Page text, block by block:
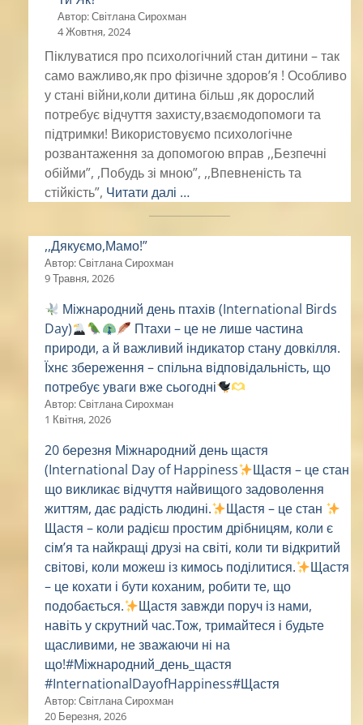
Автор: Світлана Сирохман
4 Жовтня, 2024
Піклуватися про психологічний стан дитини – так
само важливо,як про фізичне здоров’я ! Особливо
у стані війни,коли дитина більш ,як дорослий
потребує відчуття захисту,взаємодопомоги та
підтримки! Використовуємо психологічне
розвантаження за допомогою вправ ,,Безпечні
обійми”, ,Побудь зі мною”, ,,Впевненість та
стійкість”, Читати далі …
,,Дякуємо,Мамо!”
Автор: Світлана Сирохман
9 Травня, 2026
Міжнародний день птахів (International Birds
Day)
Птахи – це не лише частина
природи, а й важливий індикатор стану довкілля.
Їхнє збереження – спільна відповідальність, що
потребує уваги вже сьогодні
Автор: Світлана Сирохман
1 Квітня, 2026
20 березня Міжнародний день щастя
(International Day of Happiness
Щастя – це стан
що викликає відчуття найвищого задоволення
життям, дає радість людині.
Щастя – це стан
Щастя – коли радієш простим дрібницям, коли є
сім’я та найкращі друзі на світі, коли ти відкритий
світові, коли можеш із кимось поділитися.
Щастя
– це кохати і бути коханим, робити те, що
подобається.
Щастя завжди поруч із нами,
навіть у скрутний час.Тож, тримайтеся і будьте
щасливими, не зважаючи ні на
що!#Міжнародний_день_щастя
#InternationalDayofHappiness#Щастя
Автор: Світлана Сирохман
20 Березня, 2026